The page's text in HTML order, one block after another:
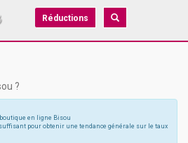
Réductions
?
en ligne Bisou
pour obtenir une tendance générale sur le taux